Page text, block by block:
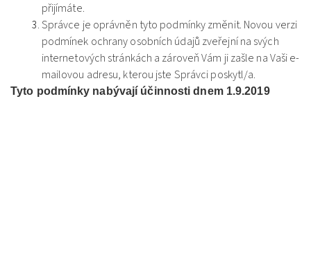
přijímáte.
Správce je oprávněn tyto podmínky změnit. Novou verzi
podmínek ochrany osobních údajů zveřejní na svých
internetových stránkách a zároveň Vám ji zašle na Vaši e-
mailovou adresu, kterou jste Správci poskytl/a.
Tyto podmínky nabývají účinnosti dnem 1.9.2019